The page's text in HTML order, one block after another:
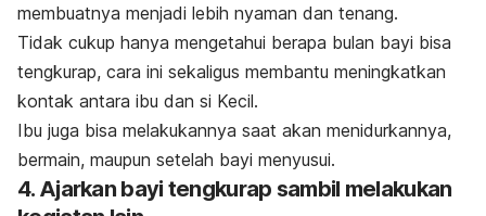
membuatnya menjadi lebih nyaman dan tenang.
Tidak cukup hanya mengetahui berapa bulan bayi bisa
tengkurap, cara ini sekaligus membantu meningkatkan
kontak antara ibu dan si Kecil.
Ibu juga bisa melakukannya saat akan menidurkannya,
bermain, maupun setelah bayi menyusui.
4. Ajarkan bayi tengkurap sambil melakukan